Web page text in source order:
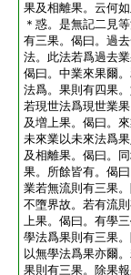
果及相離果。云何
＊惑。是無記二見
有三果。偈曰。過
法。此法若爲過去
偈曰。中業來果爾
法爲。果則有四果
若現世法爲現世業
及増上果。偈曰。
未來業以未來法爲
及相離果。偈曰。
果。所餘皆有。偈
業若無流則有三果
不墮界故。若有流
上果。偈曰。有學
學法爲果則有三果
以無學法爲果亦爾
果則有三果。除果